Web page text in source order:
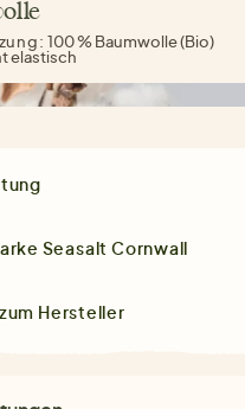
100 % Baumwolle (Bio)
elastisch
Seasalt Cornwall
Hersteller